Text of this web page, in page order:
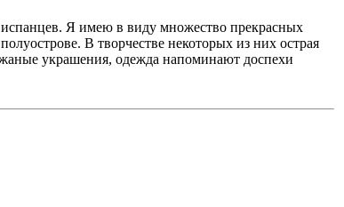
испанцев. Я имею в виду множество прекрасных
В творчестве некоторых из них острая
украшения, одежда напоминают доспехи